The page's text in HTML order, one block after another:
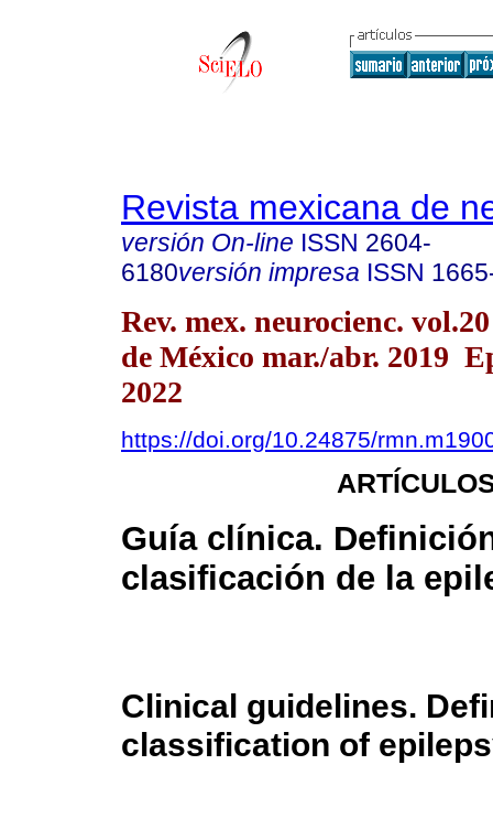
Revista mexicana de
versión On-line ISSN 2604-
6180versión impresa ISSN
Rev. mex. neurocienc.
de México mar./abr. 2019
2022
https://doi.org/10.24875/
Guía clínica.
clasificación de la
Clinical guidelines.
classification of